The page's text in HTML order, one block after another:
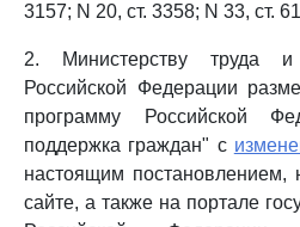
3157; N 20, ст. 3358; N 33, ст.
2. Министерству труда
Российской Федерации
программу Российской
поддержка граждан" с
настоящим
сайте, а также на портале